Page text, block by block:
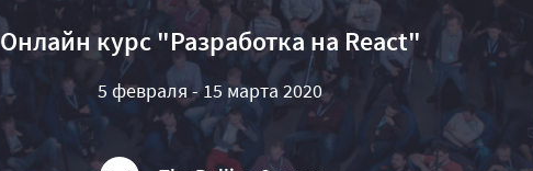
Онлайн курс "Разработка на React"
5 февраля - 15 марта 2020